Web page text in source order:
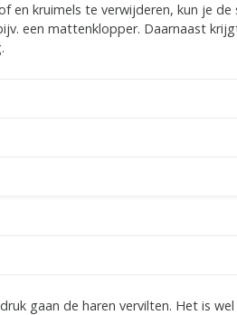
en kruimels te verwijderen, kun je
een mattenklopper. Daarnaast
gaan de haren vervilten. Het is